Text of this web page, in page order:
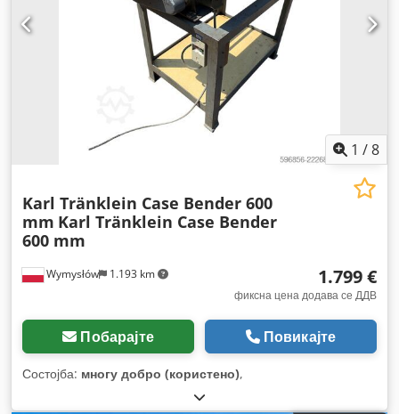
1 /8
Wymysłów 1.193 km
Karl Tränklein Case Bender 600
mm Karl Tränklein Case Bender
600 mm
1.799 €
фиксна цена додава се ДДВ
Побарајте Повикајте
Состојба: многу добро (користено),